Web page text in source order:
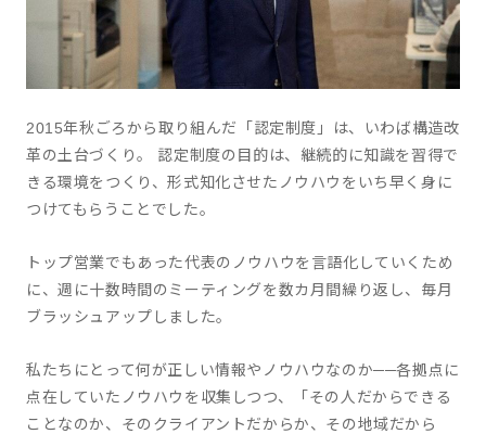
2015年秋ごろから取り組んだ「認定制度」は、いわば構造改
革の土台づくり。 認定制度の目的は、継続的に知識を習得で
きる環境をつくり、形式知化させたノウハウをいち早く身に
つけてもらうことでした。
トップ営業でもあった代表のノウハウを言語化していくため
に、週に十数時間のミーティングを数カ月間繰り返し、毎月
ブラッシュアップしました。
私たちにとって何が正しい情報やノウハウなのか──各拠点に
点在していたノウハウを収集しつつ、「その人だからできる
ことなのか、そのクライアントだからか、その地域だから